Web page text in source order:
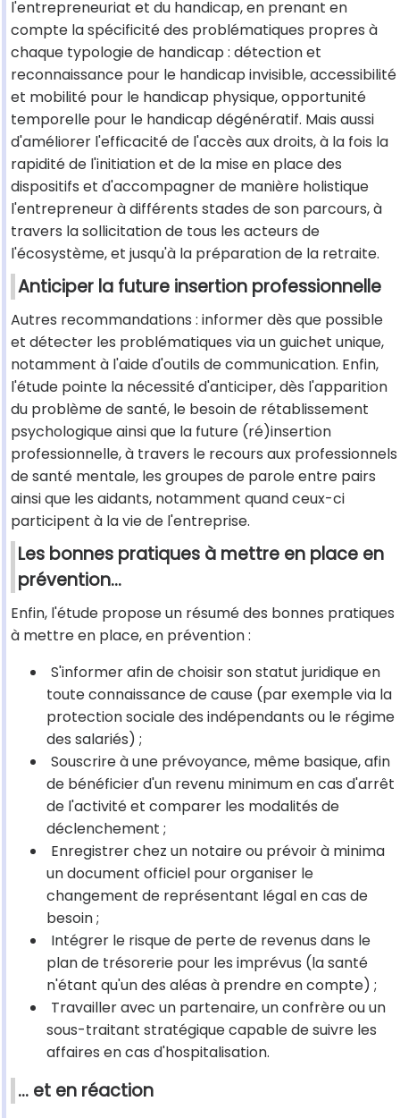
l'entrepreneuriat et du handicap, en prenant en
compte la spécificité des problématiques propres à
chaque typologie de handicap : détection et
reconnaissance pour le handicap invisible, accessibilité
et mobilité pour le handicap physique, opportunité
temporelle pour le handicap dégénératif. Mais aussi
d'améliorer l'efficacité de l'accès aux droits, à la fois la
rapidité de l'initiation et de la mise en place des
dispositifs et d'accompagner de manière holistique
l'entrepreneur à différents stades de son parcours, à
travers la sollicitation de tous les acteurs de
l'écosystème, et jusqu'à la préparation de la retraite.
Anticiper la future insertion professionnelle
Autres recommandations : informer dès que possible
et détecter les problématiques via un guichet unique,
notamment à l'aide d'outils de communication. Enfin,
l'étude pointe la nécessité d'anticiper, dès l'apparition
du problème de santé, le besoin de rétablissement
psychologique ainsi que la future (ré)insertion
professionnelle, à travers le recours aux professionnels
de santé mentale, les groupes de parole entre pairs
ainsi que les aidants, notamment quand ceux-ci
participent à la vie de l'entreprise.
Les bonnes pratiques à mettre en place en
prévention...
Enfin, l'étude propose un résumé des bonnes pratiques
à mettre en place, en prévention :
S'informer afin de choisir son statut juridique en
toute connaissance de cause (par exemple via la
protection sociale des indépendants ou le régime
des salariés) ;
Souscrire à une prévoyance, même basique, afin
de bénéficier d'un revenu minimum en cas d'arrêt
de l'activité et comparer les modalités de
déclenchement ;
Enregistrer chez un notaire ou prévoir à minima
un document officiel pour organiser le
changement de représentant légal en cas de
besoin ;
Intégrer le risque de perte de revenus dans le
plan de trésorerie pour les imprévus (la santé
n'étant qu'un des aléas à prendre en compte) ;
Travailler avec un partenaire, un confrère ou un
sous-traitant stratégique capable de suivre les
affaires en cas d'hospitalisation.
... et en réaction